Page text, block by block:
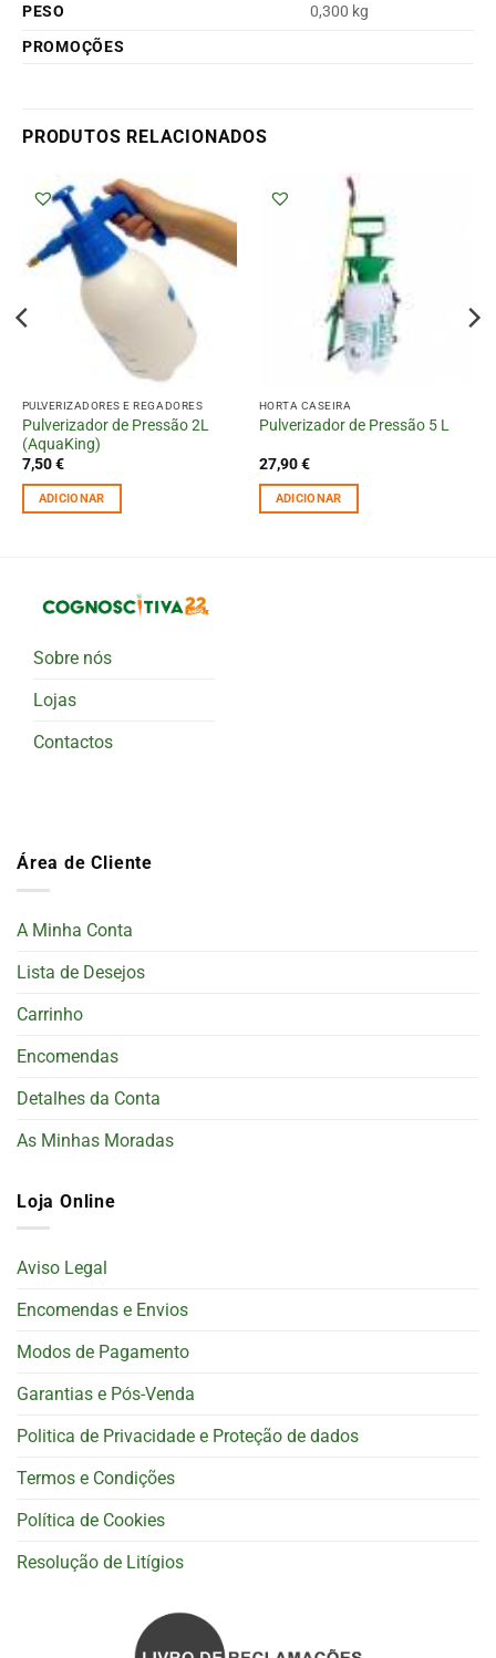
PESO
0,300 kg
PROMOÇÕES
PRODUTOS RELACIONADOS
PULVERIZADORES E REGADORES
Pulverizador de Pressão 2L
(AquaKing)
7,50€
ADICIONAR
HORTA CASEIRA
Pulverizador de Pressão 5 L
27,90€
ADICIONAR
Sobre nós
Lojas
Contactos
Área de Cliente
A Minha Conta
Lista de Desejos
Carrinho
Encomendas
Detalhes da Conta
As Minhas Moradas
Loja Online
Aviso Legal
Encomendas e Envios
Modos de Pagamento
Garantias e Pós-Venda
Politica de Privacidade e Proteção de dados
Termos e Condições
Política de Cookies
Resolução de Litígios